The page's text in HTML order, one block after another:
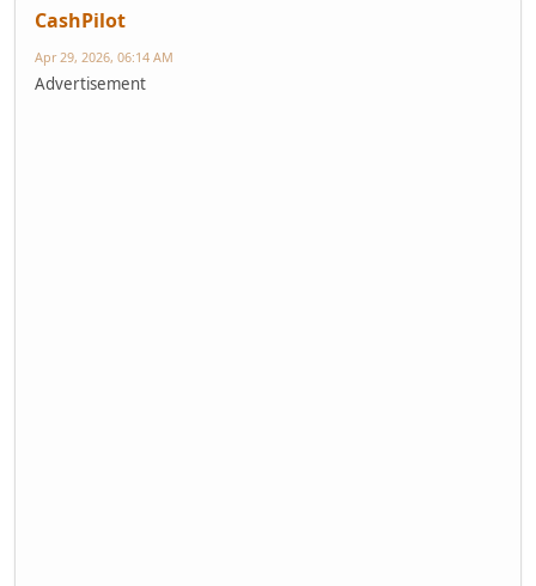
CashPilot
Apr 29, 2026, 06:14 AM
Advertisement